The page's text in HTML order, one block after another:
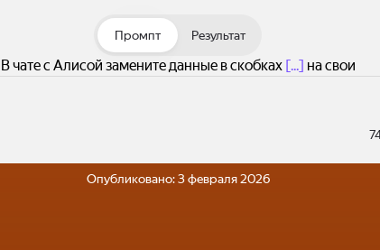
Промпт Результат
В чате с Алисой замените данные в скобках [...] на свои
Опубликовано:3 февраля 2026